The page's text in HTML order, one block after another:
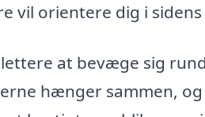
vil orientere dig i
at bevæge sig
hænger sammen,